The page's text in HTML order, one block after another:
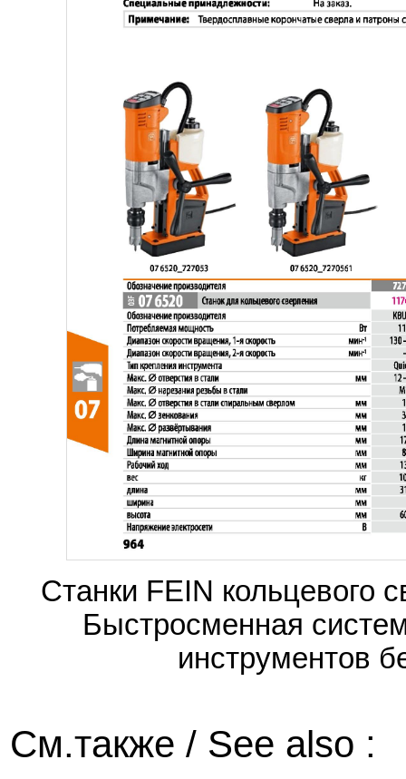
Станки FEIN кольцевого
Быстросменная
инструментов
См.также / See also :